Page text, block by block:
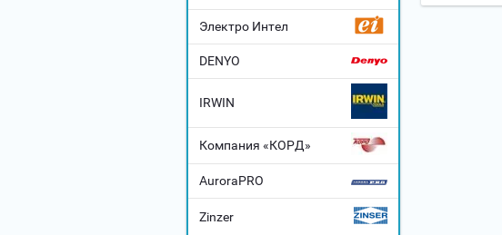
Электро Интел
DENYO
IRWIN
Компания «КОРД»
AuroraPRO
Zinzer